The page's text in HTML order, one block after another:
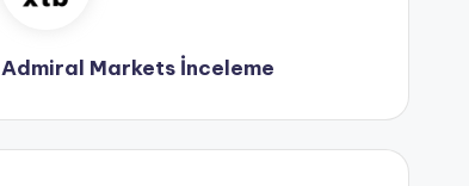
Admiral Markets İnceleme